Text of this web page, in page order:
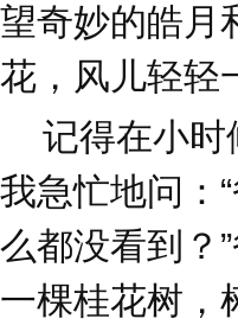
望奇妙的皓月
花，风儿轻轻
记得在小时
我急忙地问：
么都没看到？
一棵桂花树，